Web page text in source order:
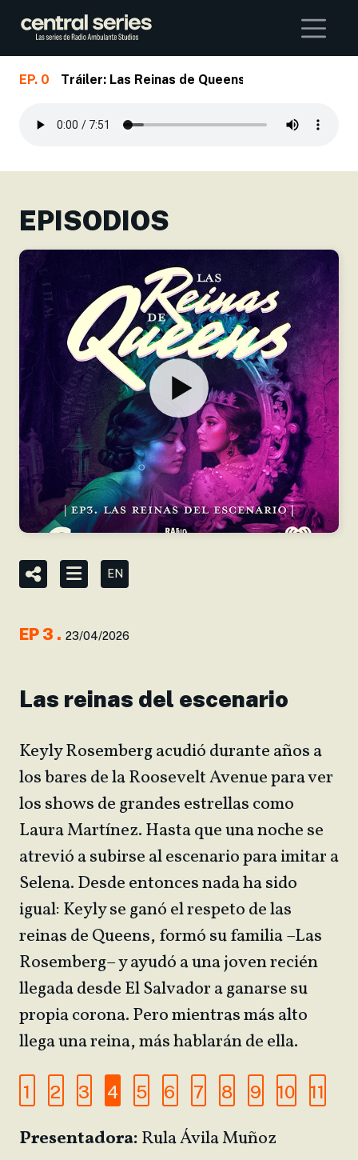
EP. 0 Tráiler: Las Reinas de Queens
EPISODIOS
EN
EP 3 . 23/04/2026
Las reinas del escenario
Keyly Rosemberg acudió durante años a
los bares de la Roosevelt Avenue para ver
los shows de grandes estrellas como
Laura Martínez. Hasta que una noche se
atrevió a subirse al escenario para imitar a
Selena. Desde entonces nada ha sido
igual: Keyly se ganó el respeto de las
reinas de Queens, formó su familia –Las
Rosemberg– y ayudó a una joven recién
llegada desde El Salvador a ganarse su
propia corona. Pero mientras más alto
llega una reina, más hablarán de ella.
1 2 3 4 5 6 7 8 9 10 11
Presentadora:Rula Ávila Muñoz